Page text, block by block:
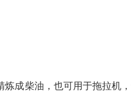
成柴油，也可用于拖拉机